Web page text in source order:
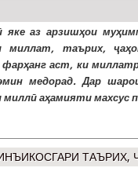
яке аз арзишҳои
миллат, таърих,
аст, ки
медорад. Дар
аҳамияти махсус